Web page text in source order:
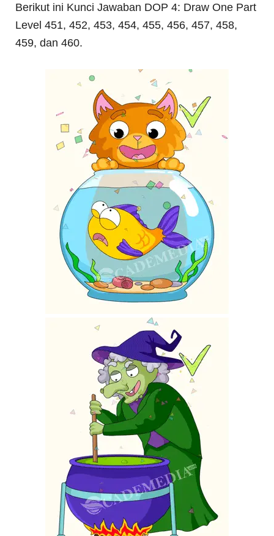
Berikut ini Kunci Jawaban DOP 4: Draw One Part
Level 451, 452, 453, 454, 455, 456, 457, 458,
459, dan 460.